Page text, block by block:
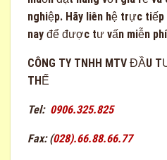
nghiệp. Hãy liên hệ trực
nay để được tư vấn miễn
CÔNG TY TNHH MTV ĐẦU
THẾ
Tel: 0906.325.825
Fax:(028).66.88.66.77